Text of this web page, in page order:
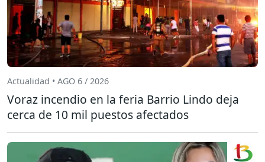
Actualidad • AGO 6 / 2026
Voraz incendio en la feria Barrio Lindo deja
cerca de 10 mil puestos afectados